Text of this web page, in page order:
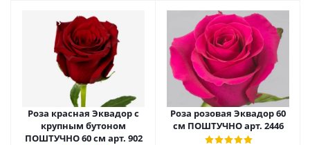
Роза красная Эквадор с
крупным бутоном
ПОШТУЧНО 60 см арт. 902
Роза розовая Эквадор 60
см ПОШТУЧНО арт. 2446